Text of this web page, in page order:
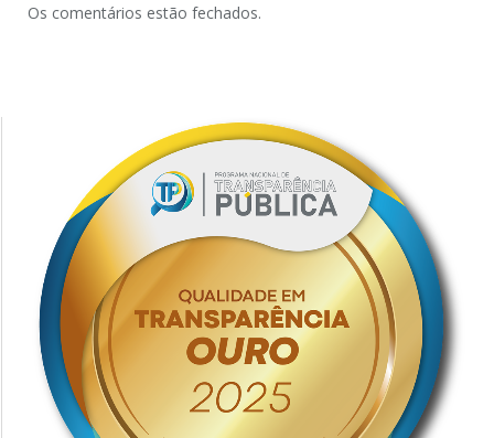
Os comentários estão fechados.